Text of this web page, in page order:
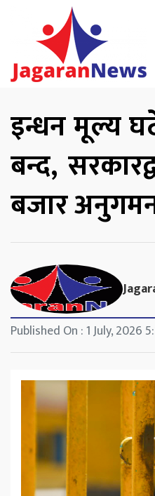
इन्धन मूल्य
बन्द,
बजार
Published On : 1 July, 2026